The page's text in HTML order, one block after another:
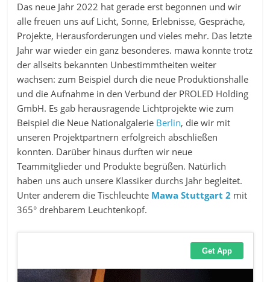
Das neue Jahr 2022 hat gerade erst begonnen und wir
alle freuen uns auf Licht, Sonne, Erlebnisse, Gespräche,
Projekte, Herausforderungen und vieles mehr. Das letzte
Jahr war wieder ein ganz besonderes. mawa konnte trotz
der allseits bekannten Unbestimmtheiten weiter
wachsen: zum Beispiel durch die neue Produktionshalle
und die Aufnahme in den Verbund der PROLED Holding
GmbH. Es gab herausragende Lichtprojekte wie zum
Beispiel die Neue Nationalgalerie Berlin, die wir mit
unseren Projektpartnern erfolgreich abschließen
konnten. Darüber hinaus durften wir neue
Teammitglieder und Produkte begrüßen. Natürlich
haben uns auch unsere Klassiker durchs Jahr begleitet.
Unter anderem die Tischleuchte Mawa Stuttgart 2 mit
365° drehbarem Leuchtenkopf.